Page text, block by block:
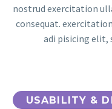
nostrud exercitation
consequat.
adi pisicing elit,
USABILITY &